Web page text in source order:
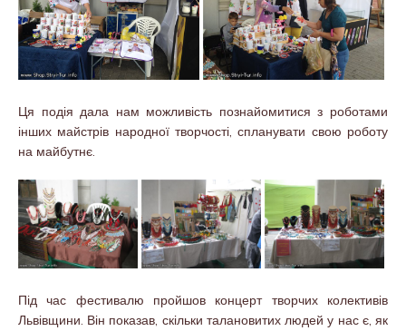
Ця подія дала нам можливість познайомитися з роботами
інших майстрів народної творчості, спланувати свою роботу
на майбутнє.
Під час фестивалю пройшов концерт творчих колективів
Львівщини. Він показав, скільки талановитих людей у нас є, як